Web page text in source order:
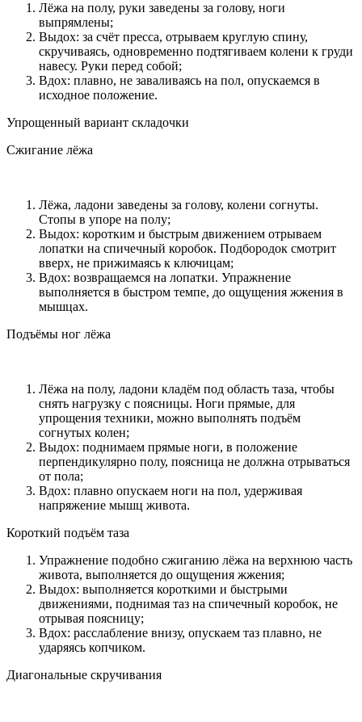
Лёжа на полу, руки заведены за голову, ноги
выпрямлены;
Выдох: за счёт пресса, отрываем круглую спину,
скручиваясь, одновременно подтягиваем колени к груди
навесу. Руки перед собой;
Вдох: плавно, не заваливаясь на пол, опускаемся в
исходное положение.
Упрощенный вариант складочки
Сжигание лёжа
Лёжа, ладони заведены за голову, колени согнуты.
Стопы в упоре на полу;
Выдох: коротким и быстрым движением отрываем
лопатки на спичечный коробок. Подбородок смотрит
вверх, не прижимаясь к ключицам;
Вдох: возвращаемся на лопатки. Упражнение
выполняется в быстром темпе, до ощущения жжения в
мышцах.
Подъёмы ног лёжа
Лёжа на полу, ладони кладём под область таза, чтобы
снять нагрузку с поясницы. Ноги прямые, для
упрощения техники, можно выполнять подъём
согнутых колен;
Выдох: поднимаем прямые ноги, в положение
перпендикулярно полу, поясница не должна отрываться
от пола;
Вдох: плавно опускаем ноги на пол, удерживая
напряжение мышц живота.
Короткий подъём таза
Упражнение подобно сжиганию лёжа на верхнюю часть
живота, выполняется до ощущения жжения;
Выдох: выполняется короткими и быстрыми
движениями, поднимая таз на спичечный коробок, не
отрывая поясницу;
Вдох: расслабление внизу, опускаем таз плавно, не
ударяясь копчиком.
Диагональные скручивания